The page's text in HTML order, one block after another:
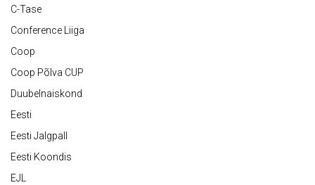
C-Tase
Conference Liiga
Coop
Coop Põlva CUP
Duubelnaiskond
Eesti
Eesti Jalgpall
Eesti Koondis
EJL